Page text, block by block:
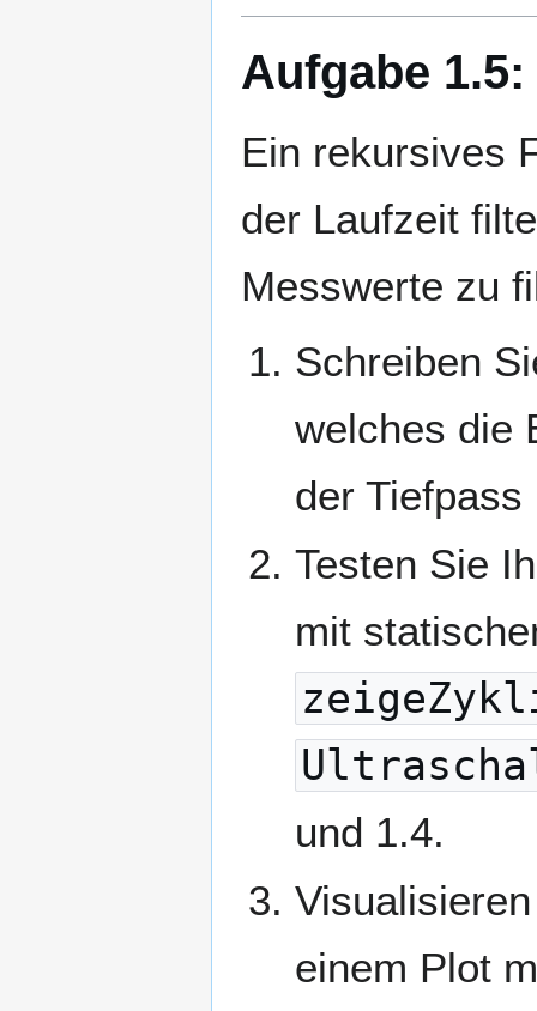
Aufgabe
Ein rekursives
der Laufzeit
Messwerte zu
Schreiben
welches die
der
Testen Sie
mit
und 1.4.
einem Plot